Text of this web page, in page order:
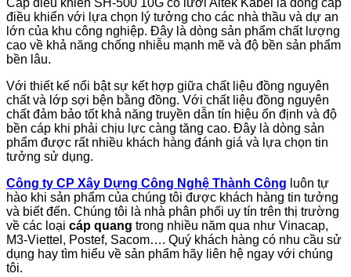
điều khiển với lựa chọn lý tưởng cho các nhà thầu và dự an
lớn của khu công nghiệp. Đây là dòng sản phẩm chất lượng
cao về khả năng chống nhiễu mạnh mẽ và độ bền sản phẩm
bền lâu.
Với thiết kế nổi bật sự kết hợp giữa chất liệu đồng nguyên
chất và lớp sợi bện bằng đồng. Với chất liệu đồng nguyên
chất đảm bảo tốt khả năng truyền dẫn tín hiệu ổn định và độ
bền cáp khi phải chịu lực càng tăng cao. Đây là dòng sản
phẩm được rất nhiều khách hàng đánh giá và lựa chọn tin
tưởng sử dụng.
Công ty CP Xây Dựng Công Nghệ Thành Công luôn tự
hào khi sản phẩm của chúng tôi được khách hàng tin tưởng
và biết đến. Chúng tôi là nhà phân phối uy tín trên thị trường
về các loại cáp quang trong nhiều năm qua như Vinacap,
M3-Viettel, Postef, Sacom…. Quý khách hàng có nhu cầu sử
dụng hay tìm hiểu về sản phẩm hãy liên hệ ngay với chúng
tôi.